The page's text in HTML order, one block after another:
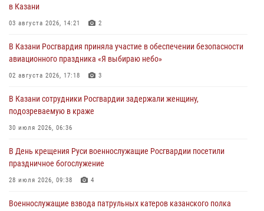
в Казани
03 августа 2026, 14:21 2
В Казани Росгвардия приняла участие в обеспечении безопасности
авиационного праздника «Я выбираю небо»
02 августа 2026, 17:18 3
В Казани сотрудники Росгвардии задержали женщину,
подозреваемую в краже
30 июля 2026, 06:36
В День крещения Руси военнослужащие Росгвардии посетили
праздничное богослужение
28 июля 2026, 09:38 4
Военнослужащие взвода патрульных катеров казанского полка